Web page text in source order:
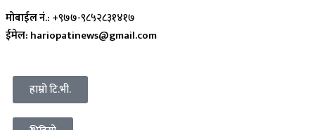
मोबाईल नं.: +९७७-९८५२८३१४१७
ईमेल: hariopatinews@gmail.com
हाम्रो टि.भी.